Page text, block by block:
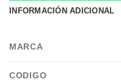
INFORMACIÓN ADICIONAL
MARCA
CODIGO